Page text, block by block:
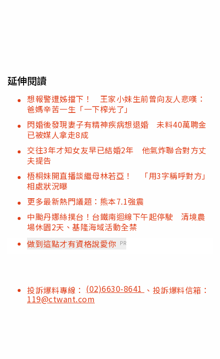
延伸閱讀
想報警遭姊擋下！ 王家小妹生前曾向友人悲嘆：
爸媽辛苦一生「一下榨光了」
閃婚後發現妻子有精神疾病想退婚 未料40萬聘金
已被媒人拿走8成
交往3年才知女友早已結婚2年 他氣炸聯合對方丈
夫提告
梧桐妹開直播談繼母林若亞！ 「用3字稱呼對方」
相處狀況曝
更多最新熱門議題：熊本7.1強震
中颱丹娜絲撲台！台鐵南迴線下午起停駛 清境農
場休園2天、基隆海域活動全禁
做到這點才有資格說愛你 PR
投訴爆料專線： (02)6630-8641 、投訴爆料信箱：
119@ctwant.com